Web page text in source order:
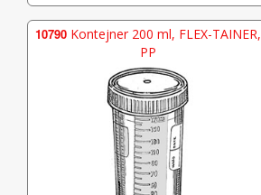
10790 Kontejner 200 ml, FLEX-TAINER,
PP